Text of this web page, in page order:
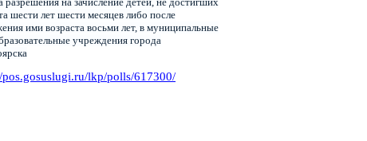
шести лет шести месяцев либо после
ими возраста восьми лет, в муниципальные
учреждения города
pos.gosuslugi.ru/lkp/polls/617300/